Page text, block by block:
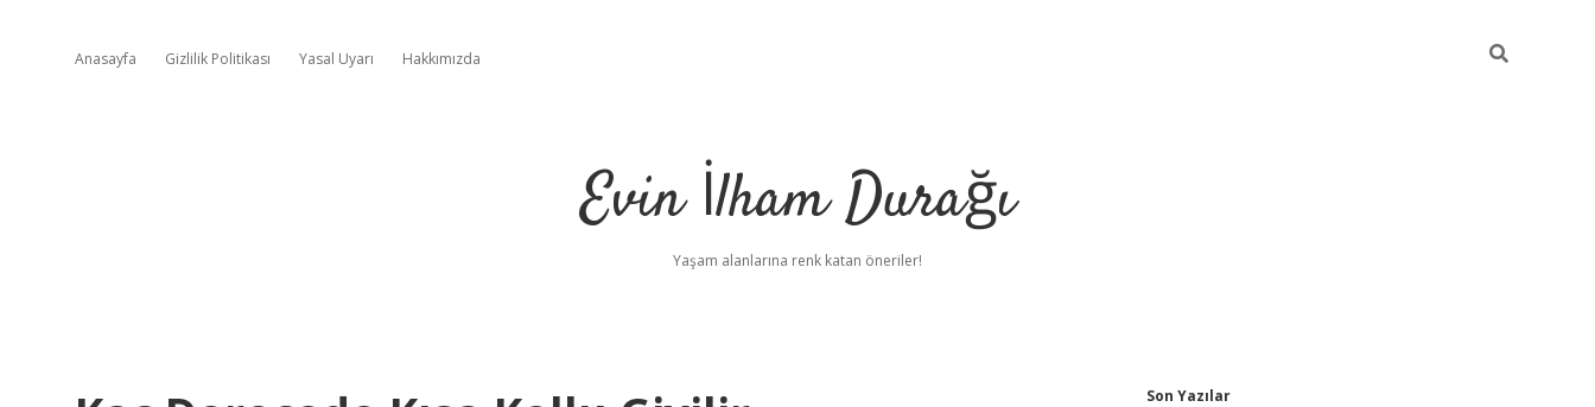
Anasayfa Gizlilik Politikası Yasal Uyarı Hakkımızda
Evin İlham Durağı
Yaşam alanlarına renk katan öneriler!
Son Yazılar